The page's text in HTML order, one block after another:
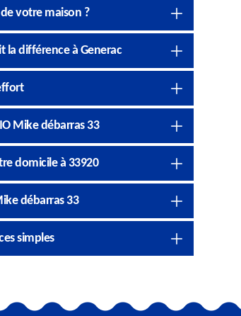
votre maison ?
la différence à Generac
Mike débarras 33
domicile à 33920
débarras 33
simples